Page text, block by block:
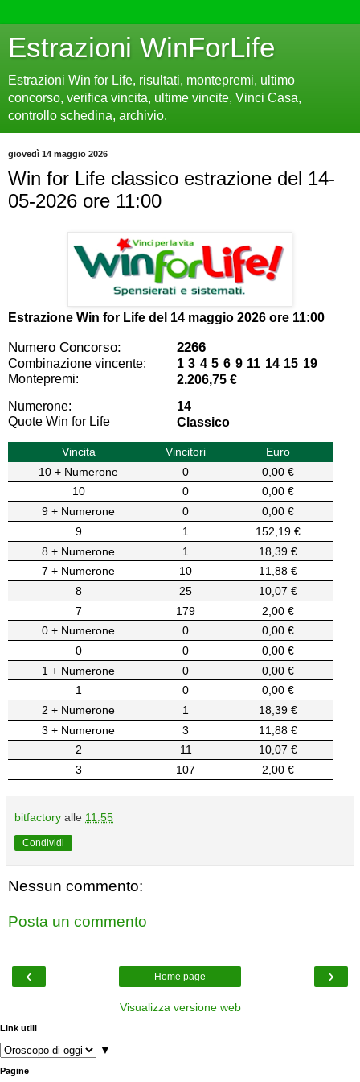
Estrazioni WinForLife
Estrazioni Win for Life, risultati, montepremi, ultimo
concorso, verifica vincita, ultime vincite, Vinci Casa,
controllo schedina, archivio.
giovedì 14 maggio 2026
Win for Life classico estrazione del 14-
05-2026 ore 11:00
Estrazione Win for Life del 14 maggio 2026 ore 11:00
Numero Concorso: 2266
Combinazione vincente:
1 3 4 5 6 9 11 14 15 19
Montepremi:
2.206,75 €
Numerone:
14
Quote Win for Life
Classico
Vincita Vincitori
Euro
10 + Numerone
0
0,00 €
10
0
0,00 €
9 + Numerone
0
0,00 €
9
1
152,19 €
8 + Numerone
1
18,39 €
7 + Numerone
10
11,88 €
8
25
10,07 €
7
179
2,00 €
0 + Numerone
0
0,00 €
0
0
0,00 €
1 + Numerone
0
0,00 €
1
0
0,00 €
2 + Numerone
1
18,39 €
3 + Numerone
3
11,88 €
2
11
10,07 €
3
107 2,00 €
bitfactory alle 11:55
Condividi
Nessun commento:
Posta un commento
‹ ›
Home page
Visualizza versione web
Link utili
▼
Pagine